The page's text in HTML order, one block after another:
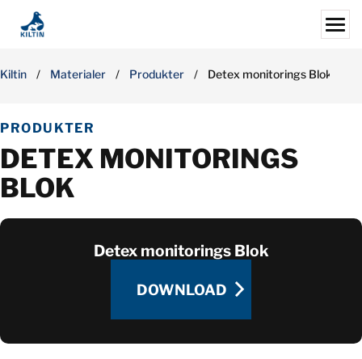
PRIVAT
SKADEDYR
ANDRE SERVICES
MATERIALER
Kiltin / Materialer / Produkter / Detex monitorings Blok
PRODUKTER
DETEX MONITORINGS
BLOK
Detex monitorings Blok
DOWNLOAD
DOWNLOAD